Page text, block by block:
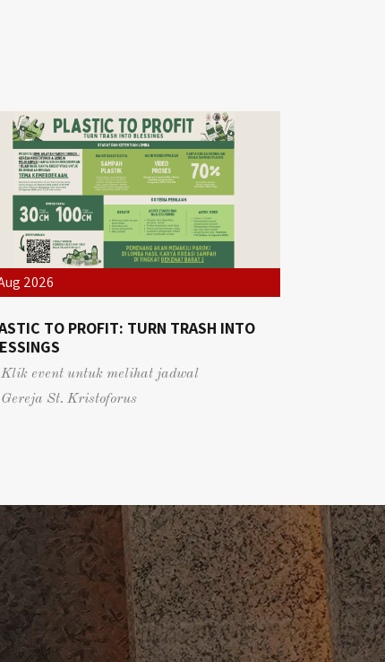
2026
TO PROFIT: TURN TRASH INTO
Klik event untuk melihat jadwal
Gereja St. Kristoforus